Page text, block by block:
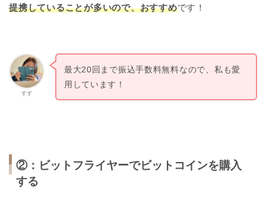
提携していることが多いので、おすすめです！
すず
最大20回まで振込手数料無料なので、私も愛
用しています！
②：ビットフライヤーでビットコインを購入
する